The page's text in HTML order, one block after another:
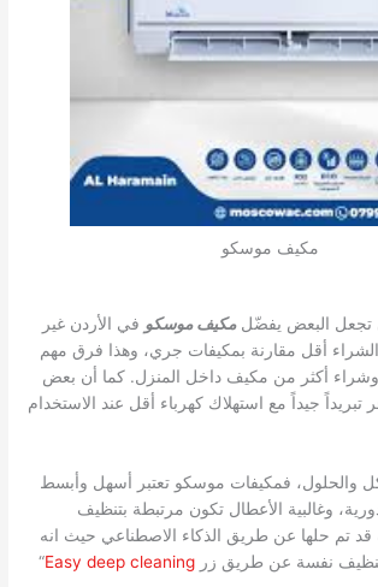
مكيف موسكو
تجعل البعض يفضّلمكيف موسكو في الأردن غير
أقل مقارنة بمكيفات جري، وهذا فرق مهم
أكثر من مكيف داخل المنزل. كما أن بعض
جيداً مع استهلاك كهرباء أقل عند الاستخدام
والحلول، فمكيفات موسكو تعتبر أسهل وأبسط
وغالبية الأعطال تكون مرتبطة بتنظيف
قد تم حلها عن طريق الذكاء الاصطناعي حيث انه
نفسة عن طريق زرEasy deep cleaning
“